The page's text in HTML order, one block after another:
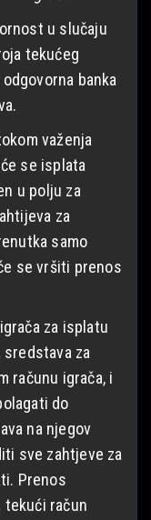
u slučaju
tekućeg
banka
važenja
se isplata
u polju za
za
samo
se vršiti prenos
za isplatu
sredstava za
računu igrača, i
do
na njegov
sve zahtjeve za
Prenos
tekući račun